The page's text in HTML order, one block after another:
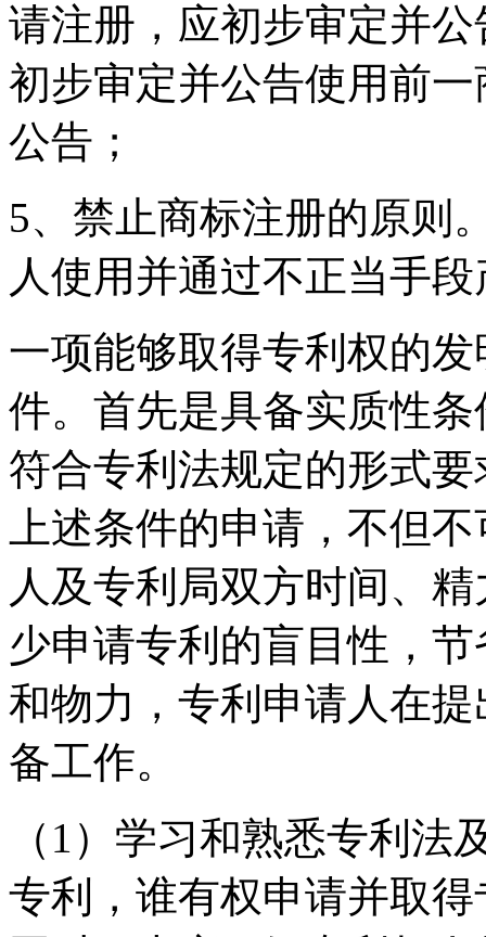
请注册，应初步审定并
初步审定并公告使用前
公告；
5、禁止商标注册的原则
人使用并通过不正当手
一项能够取得专利权的
件。首先是具备实质性
符合专利法规定的形式
上述条件的申请，不但
人及专利局双方时间、
少申请专利的盲目性，
和物力，专利申请人在
备工作。
（1）学习和熟悉专利
专利，谁有权申请并取